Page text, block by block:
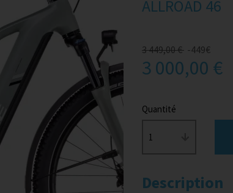
ALLROAD 46
3 449,00 € -449€
3 000,00 €
Quantité
1
Description